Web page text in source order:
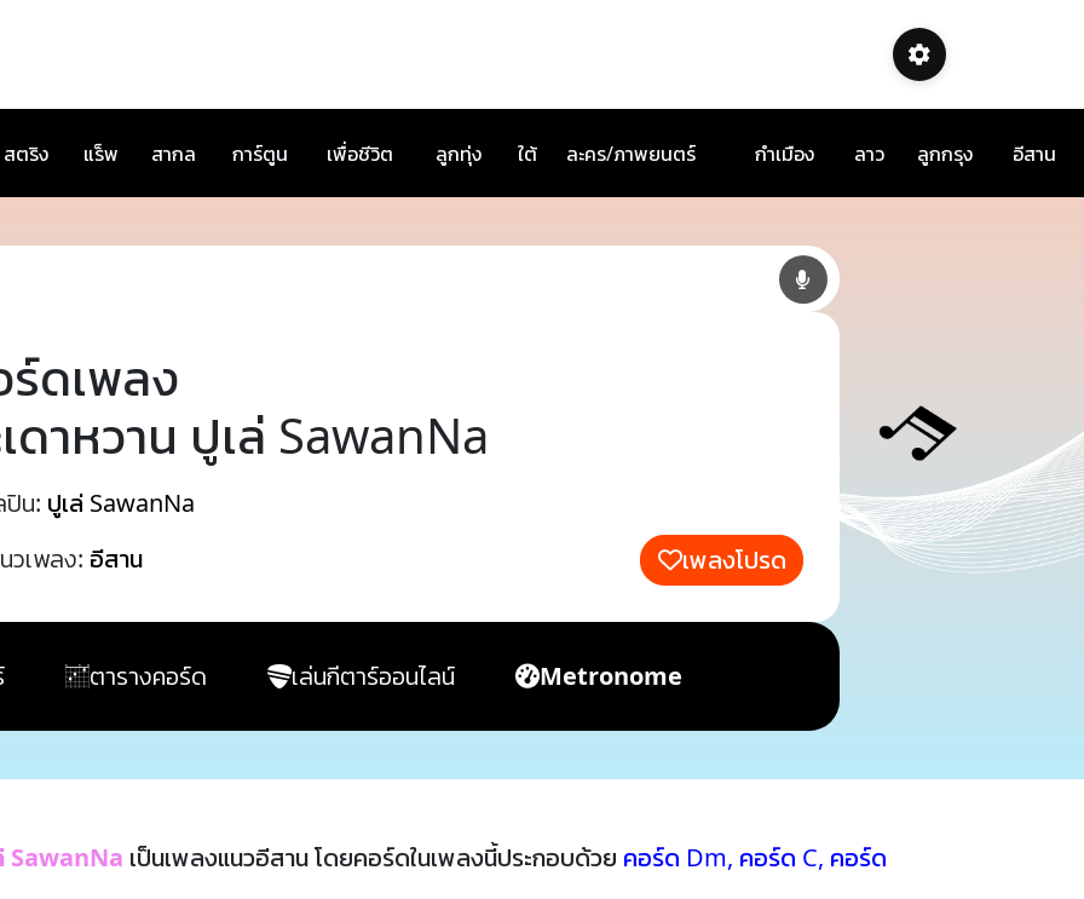
สตริง แร็พ สากล การ์ตูน เพื่อชีวิต ลูกทุ่ง ใต้ ละคร/ภาพยนตร์ กำเมือง ลาว ลูกกรุง อีสาน
ร์ดเพลง
ดาหวาน ปูเล่ SawanNa
ปิน: ปูเล่ SawanNa
วเพลง: อีสาน เพลงโปรด
ตารางคอร์ด เล่นกีตาร์ออนไลน์ Metronome
SawanNa เป็นเพลงแนวอีสาน โดยคอร์ดในเพลงนี้ประกอบด้วย คอร์ด Dm, คอร์ด C, คอร์ด